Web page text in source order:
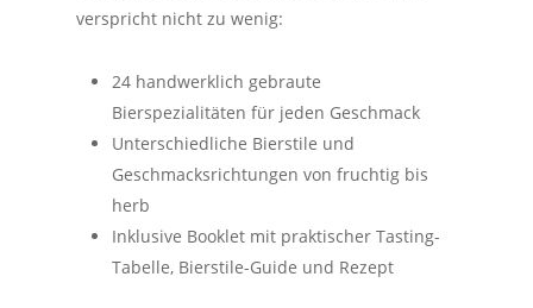
verspricht nicht zu wenig:
24 handwerklich gebraute
Bierspezialitäten für jeden Geschmack
Unterschiedliche Bierstile und
Geschmacksrichtungen von fruchtig bis
herb
Inklusive Booklet mit praktischer Tasting-
Tabelle, Bierstile-Guide und Rezept